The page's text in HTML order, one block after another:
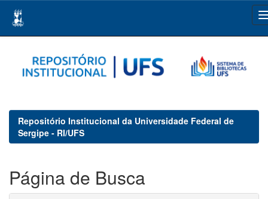
navigation
Repositório Institucional da Universidade Federal de
Sergipe - RI/UFS
Página de Busca